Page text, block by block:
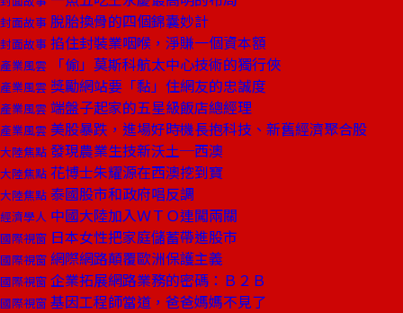
封面故事 脫胎換骨的四個錦囊妙計
封面故事 掐住封裝業咽喉，淨賺一個資本額
產業風雲 「偷」莫斯科航太中心技術的獨行俠
產業風雲 獎勵網站要「黏」住網友的忠誠度
產業風雲 端盤子起家的五星級飯店總經理
產業風雲 美股暴跌，進場好時機長抱科技、新舊經濟聚合股
大陸焦點 發現農業生技新沃土─西澳
大陸焦點 花博士朱耀源在西澳挖到寶
大陸焦點 泰國股市和政府唱反調
經濟學人 中國大陸加入ＷＴＯ連闖兩關
國際視窗 日本女性把家庭儲蓄帶進股市
國際視窗 網際網路顛覆歐洲保護主義
國際視窗 企業拓展網路業務的密碼：Ｂ２Ｂ
國際視窗 基因工程師當道，爸爸媽媽不見了